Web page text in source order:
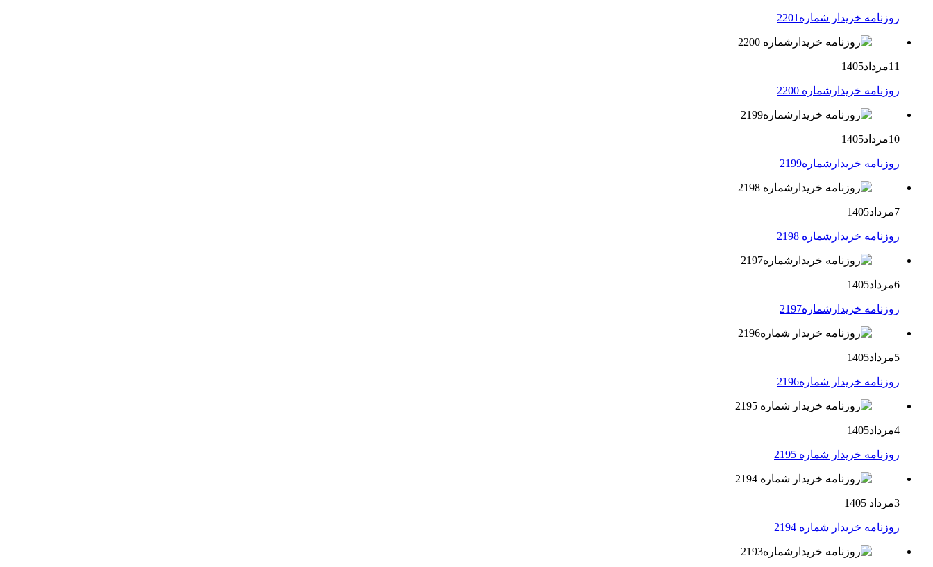
روزنامه خریدار شماره2201
11مرداد1405
روزنامه خریدارشماره 2200
10مرداد1405
روزنامه خریدارشماره2199
7مرداد1405
روزنامه خریدارشماره 2198
6مرداد1405
روزنامه خریدارشماره2197
5مرداد1405
روزنامه خریدار شماره2196
4مرداد1405
روزنامه خریدار شماره 2195
3مرداد 1405
روزنامه خریدار شماره 2194